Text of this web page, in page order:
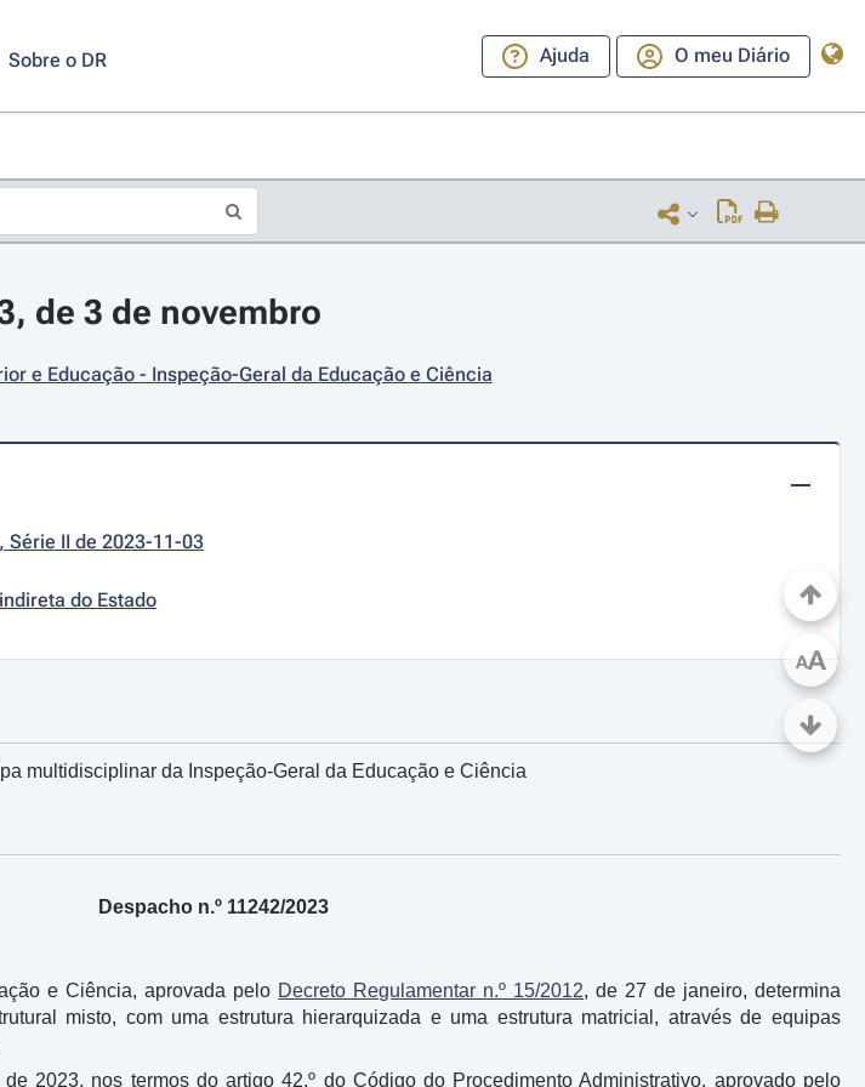
Sobre o DR Ajuda O meu Diário
de 3 de novembro
e Educação - Inspeção-Geral da Educação e Ciência
Série II de 2023-11-03
do Estado
multidisciplinar da Inspeção-Geral da Educação e Ciência
Despacho n.º 11242/2023
e Ciência, aprovada pelo Decreto Regulamentar n.º 15/2012, de 27 de janeiro, determina
misto, com uma estrutura hierarquizada e uma estrutura matricial, através de equipas
2023, nos termos do artigo 42.º do Código do Procedimento Administrativo, aprovado pelo
AA